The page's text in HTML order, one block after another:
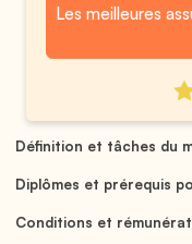
Les meilleures
Définition et tâches du
Diplômes et prérequis
Conditions et